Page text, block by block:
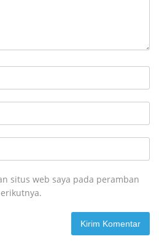
situs web saya pada peramban